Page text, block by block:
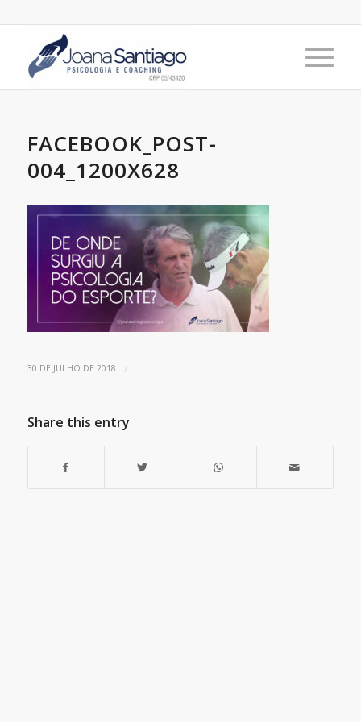
FACEBOOK_POST-
004_1200X628
30 DE JULHO DE 2018 /
Share this entry